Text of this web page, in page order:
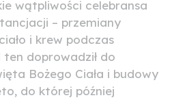
wątpliwości celebransa
– przemiany
i krew podczas
ten doprowadził do
Bożego Ciała i budowy
do której później